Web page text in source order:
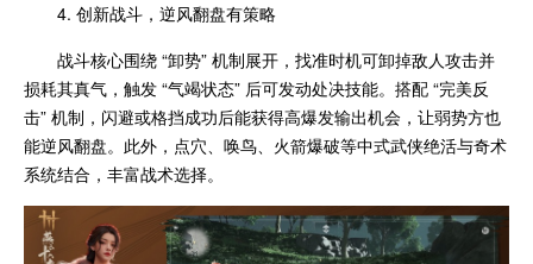
4. 创新战斗，逆风翻盘有策略
战斗核心围绕 “卸势” 机制展开，找准时机可卸掉敌人攻击并
损耗其真气，触发 “气竭状态” 后可发动处决技能。搭配 “完美反
击” 机制，闪避或格挡成功后能获得高爆发输出机会，让弱势方也
能逆风翻盘。此外，点穴、唤鸟、火箭爆破等中式武侠绝活与奇术
系统结合，丰富战术选择。